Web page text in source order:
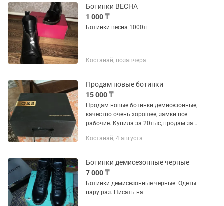
Ботинки ВЕСНА
1 000 ₸
Ботинки весна 1000тг
Костанай, позавчера
Продам новые ботинки
15 000 ₸
Продам новые ботинки демисезонные,
качество очень хорошее, замки все
рабочие. Купила за 20тыс, продам за
размер указан 37 но подойдут на ногу
Костанай, 4 августа
Ботинки демисезонные черные
7 000 ₸
Ботинки демисезонные черные. Одеты
пару раз. Писать на